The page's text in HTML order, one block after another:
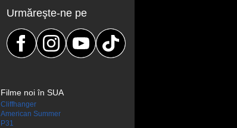
Urmăreşte-ne pe
Filme noi în SUA
Cliffhanger
American Summer
P31